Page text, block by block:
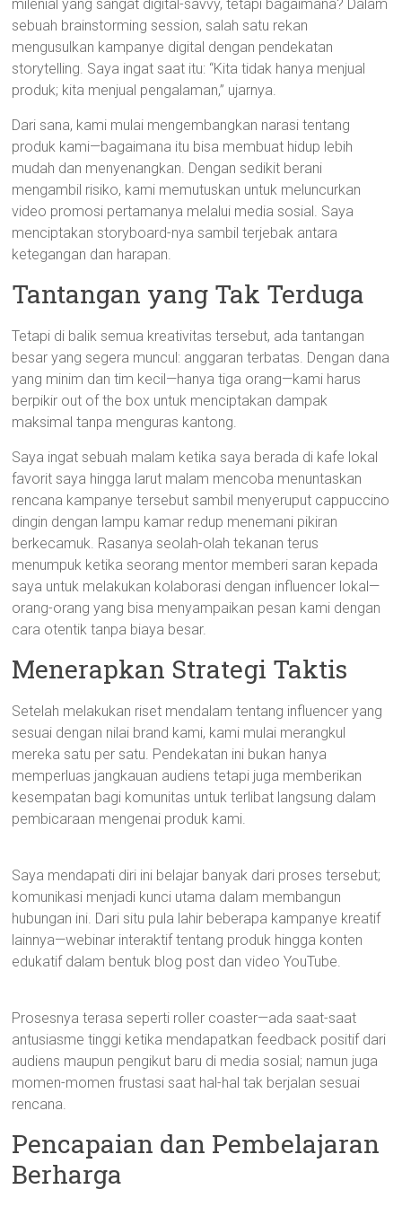
milenial yang sangat digital-savvy, tetapi bagaimana? Dalam
sebuah brainstorming session, salah satu rekan
mengusulkan kampanye digital dengan pendekatan
storytelling. Saya ingat saat itu: “Kita tidak hanya menjual
produk; kita menjual pengalaman,” ujarnya.
Dari sana, kami mulai mengembangkan narasi tentang
produk kami—bagaimana itu bisa membuat hidup lebih
mudah dan menyenangkan. Dengan sedikit berani
mengambil risiko, kami memutuskan untuk meluncurkan
video promosi pertamanya melalui media sosial. Saya
menciptakan storyboard-nya sambil terjebak antara
ketegangan dan harapan.
Tantangan yang Tak Terduga
Tetapi di balik semua kreativitas tersebut, ada tantangan
besar yang segera muncul: anggaran terbatas. Dengan dana
yang minim dan tim kecil—hanya tiga orang—kami harus
berpikir out of the box untuk menciptakan dampak
maksimal tanpa menguras kantong.
Saya ingat sebuah malam ketika saya berada di kafe lokal
favorit saya hingga larut malam mencoba menuntaskan
rencana kampanye tersebut sambil menyeruput cappuccino
dingin dengan lampu kamar redup menemani pikiran
berkecamuk. Rasanya seolah-olah tekanan terus
menumpuk ketika seorang mentor memberi saran kepada
saya untuk melakukan kolaborasi dengan influencer lokal—
orang-orang yang bisa menyampaikan pesan kami dengan
cara otentik tanpa biaya besar.
Menerapkan Strategi Taktis
Setelah melakukan riset mendalam tentang influencer yang
sesuai dengan nilai brand kami, kami mulai merangkul
mereka satu per satu. Pendekatan ini bukan hanya
memperluas jangkauan audiens tetapi juga memberikan
kesempatan bagi komunitas untuk terlibat langsung dalam
pembicaraan mengenai produk kami.
Saya mendapati diri ini belajar banyak dari proses tersebut;
komunikasi menjadi kunci utama dalam membangun
hubungan ini. Dari situ pula lahir beberapa kampanye kreatif
lainnya—webinar interaktif tentang produk hingga konten
edukatif dalam bentuk blog post dan video YouTube.
Prosesnya terasa seperti roller coaster—ada saat-saat
antusiasme tinggi ketika mendapatkan feedback positif dari
audiens maupun pengikut baru di media sosial; namun juga
momen-momen frustasi saat hal-hal tak berjalan sesuai
rencana.
Pencapaian dan Pembelajaran
Berharga